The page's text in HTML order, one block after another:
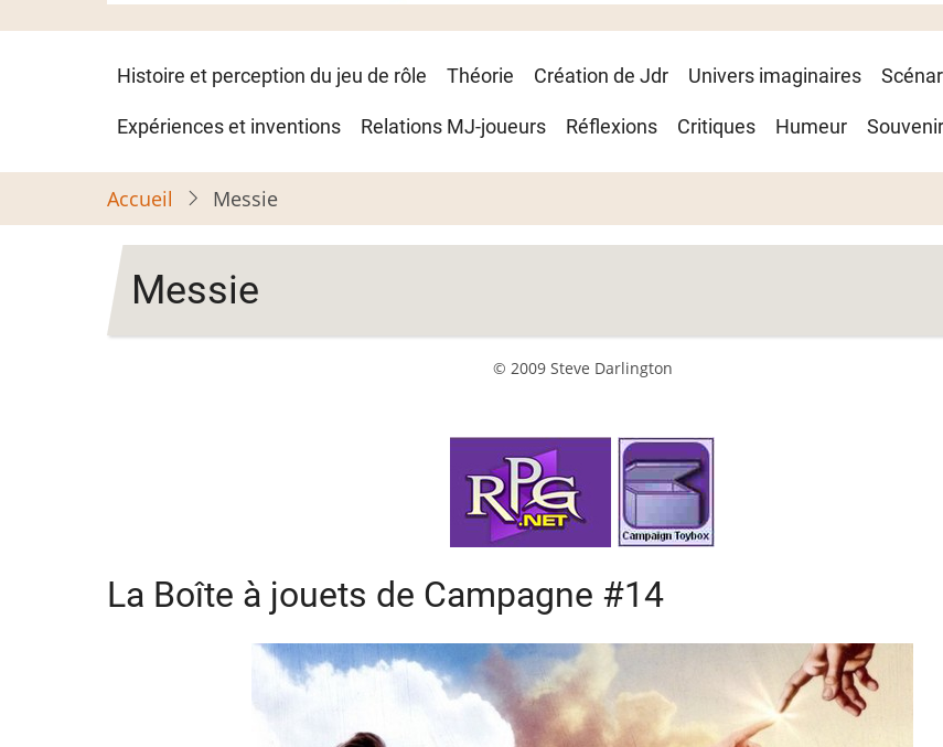
Navigation
principale
Histoire et perception du jeu de rôle Théorie Création de Jdr Univers imaginaires
Expériences et inventions Relations MJ-joueurs Réflexions Critiques Humeur
Accueil Messie
Messie
© 2009 Steve Darlington
La Boîte à jouets de Campagne #14